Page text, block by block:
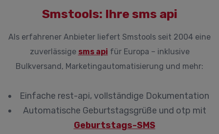
Smstools: Ihre sms api
Als erfahrener Anbieter liefert Smstools seit 2004 eine
zuverlässige sms api für Europa – inklusive
Bulkversand, Marketingautomatisierung und mehr:
Einfache rest-api, vollständige Dokumentation
Automatische Geburtstagsgrüße und otp mit
Geburtstags-SMS